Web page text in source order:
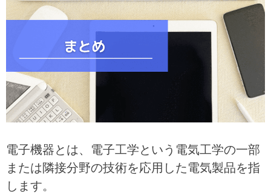
電子機器とは、電子工学という電気工学の一部
または隣接分野の技術を応用した電気製品を指
します。